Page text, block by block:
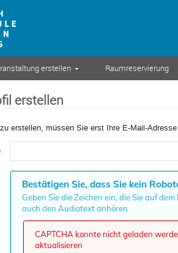
erstellen Raumreservierung
erstellen
erstellen, müssen Sie erst Ihre E-Mail-
Bestätigen Sie, dass Sie kein
Geben Sie die Zeichen ein, die Sie auf
auch den Audiotext anhören
CAPTCHA konnte nicht geladen
aktualisieren